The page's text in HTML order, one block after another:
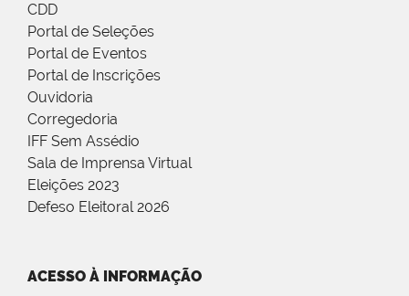
CDD
Portal de Seleções
Portal de Eventos
Portal de Inscrições
Ouvidoria
Corregedoria
IFF Sem Assédio
Sala de Imprensa Virtual
Eleições 2023
Defeso Eleitoral 2026
ACESSO À INFORMAÇÃO